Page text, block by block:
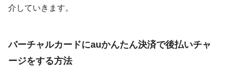
介していきます。
バーチャルカードにauかんたん決済で後払いチャ
ージをする方法